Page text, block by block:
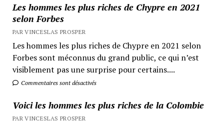
Les hommes les plus riches de Chypre en 2021
selon Forbes
PAR VINCESLAS PROSPER
Les hommes les plus riches de Chypre en 2021 selon
Forbes sont méconnus du grand public, ce qui n’est
visiblement pas une surprise pour certains....
Commentaires sont désactivés
Voici les hommes les plus riches de la Colombie
PAR VINCESLAS PROSPER